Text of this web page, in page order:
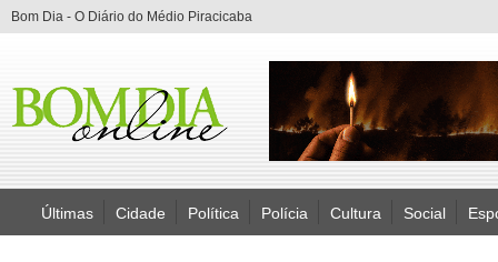
Bom Dia - O Diário do Médio Piracicaba
Últimas Cidade Política Polícia Cultura Social